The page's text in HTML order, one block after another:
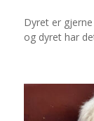
Dyret er
og dyret har